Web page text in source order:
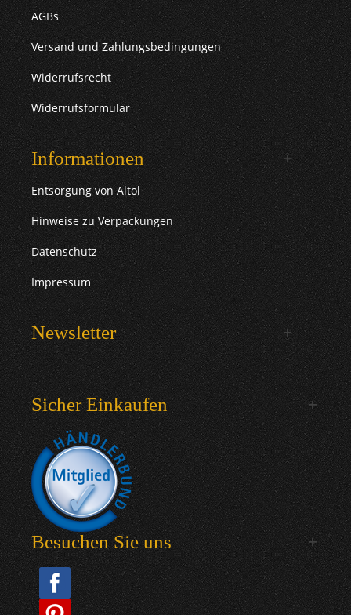
AGBs
Versand und Zahlungsbedingungen
Widerrufsrecht
Widerrufsformular
Informationen
Entsorgung von Altöl
Hinweise zu Verpackungen
Datenschutz
Impressum
Newsletter
Sicher Einkaufen
Besuchen Sie uns